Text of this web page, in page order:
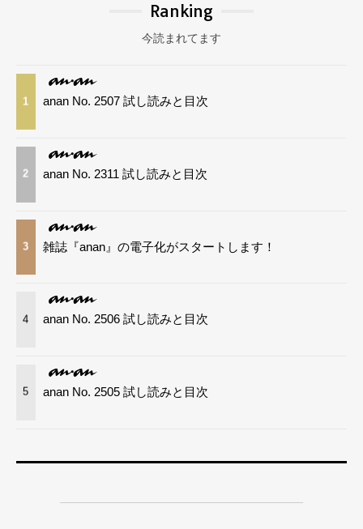
Ranking
今読まれてます
1 anan No. 2507 試し読みと目次
2 anan No. 2311 試し読みと目次
3 雑誌『anan』の電子化がスタートします！
4 anan No. 2506 試し読みと目次
5 anan No. 2505 試し読みと目次